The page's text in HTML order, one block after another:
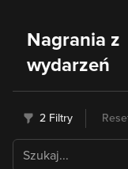
Nagrania z
wydarzeń
2 Filtry